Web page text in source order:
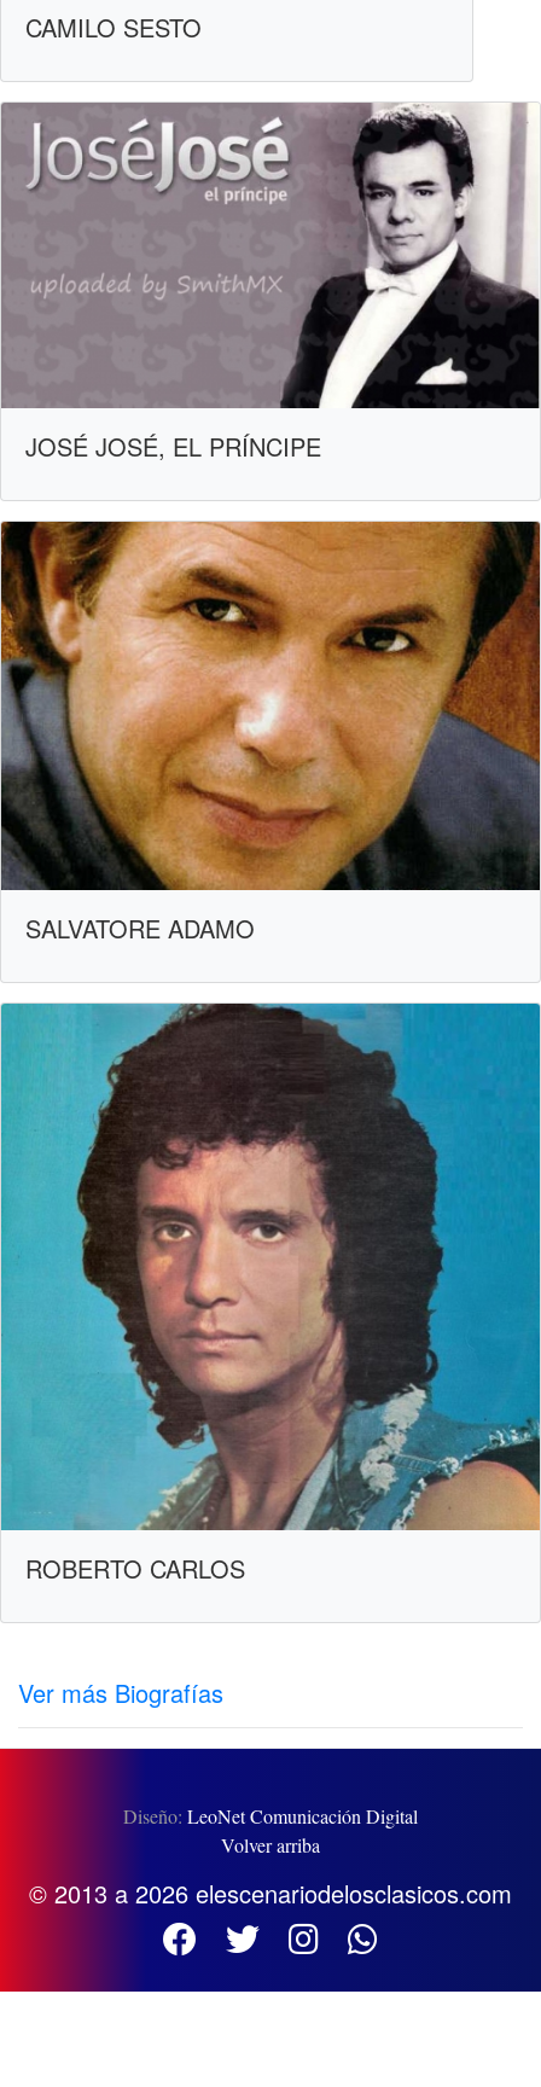
CAMILO SESTO
JOSÉ JOSÉ, EL PRÍNCIPE
SALVATORE ADAMO
ROBERTO CARLOS
Ver más Biografías
Diseño: LeoNet Comunicación Digital
Volver arriba
© 2013 a 2026 elescenariodelosclasicos.com